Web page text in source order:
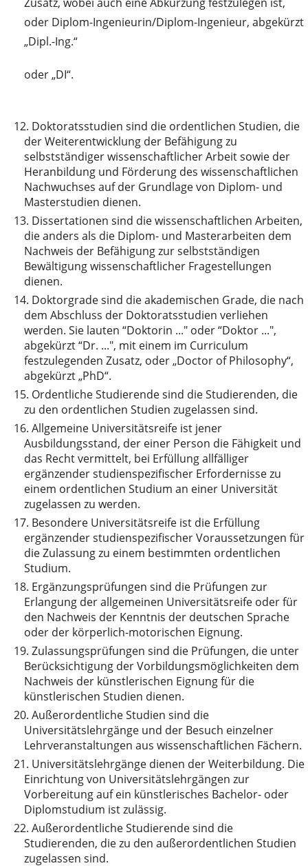
oder Diplom-Ingenieurin/Diplom-Ingenieur, abgekürzt
„Dipl.-Ing.“
oder „DI“.
12. Doktoratsstudien sind die ordentlichen Studien, die
der Weiterentwicklung der Befähigung zu
selbstständiger wissenschaftlicher Arbeit sowie der
Heranbildung und Förderung des wissenschaftlichen
Nachwuchses auf der Grundlage von Diplom- und
Masterstudien dienen.
13. Dissertationen sind die wissenschaftlichen Arbeiten,
die anders als die Diplom- und Masterarbeiten dem
Nachweis der Befähigung zur selbstständigen
Bewältigung wissenschaftlicher Fragestellungen
dienen.
14. Doktorgrade sind die akademischen Grade, die nach
dem Abschluss der Doktoratsstudien verliehen
werden. Sie lauten “Doktorin ..." oder “Doktor ...",
abgekürzt “Dr. ...", mit einem im Curriculum
festzulegenden Zusatz, oder „Doctor of Philosophy“,
abgekürzt „PhD“.
15. Ordentliche Studierende sind die Studierenden, die
zu den ordentlichen Studien zugelassen sind.
16. Allgemeine Universitätsreife ist jener
Ausbildungsstand, der einer Person die Fähigkeit und
das Recht vermittelt, bei Erfüllung allfälliger
ergänzender studienspezifischer Erfordernisse zu
einem ordentlichen Studium an einer Universität
zugelassen zu werden.
17. Besondere Universitätsreife ist die Erfüllung
ergänzender studienspezifischer Voraussetzungen für
die Zulassung zu einem bestimmten ordentlichen
Studium.
18. Ergänzungsprüfungen sind die Prüfungen zur
Erlangung der allgemeinen Universitätsreife oder für
den Nachweis der Kenntnis der deutschen Sprache
oder der körperlich-motorischen Eignung.
19. Zulassungsprüfungen sind die Prüfungen, die unter
Berücksichtigung der Vorbildungsmöglichkeiten dem
Nachweis der künstlerischen Eignung für die
künstlerischen Studien dienen.
20. Außerordentliche Studien sind die
Universitätslehrgänge und der Besuch einzelner
Lehrveranstaltungen aus wissenschaftlichen Fächern.
21. Universitätslehrgänge dienen der Weiterbildung. Die
Einrichtung von Universitätslehrgängen zur
Vorbereitung auf ein künstlerisches Bachelor- oder
Diplomstudium ist zulässig.
22. Außerordentliche Studierende sind die
Studierenden, die zu den außerordentlichen Studien
zugelassen sind.